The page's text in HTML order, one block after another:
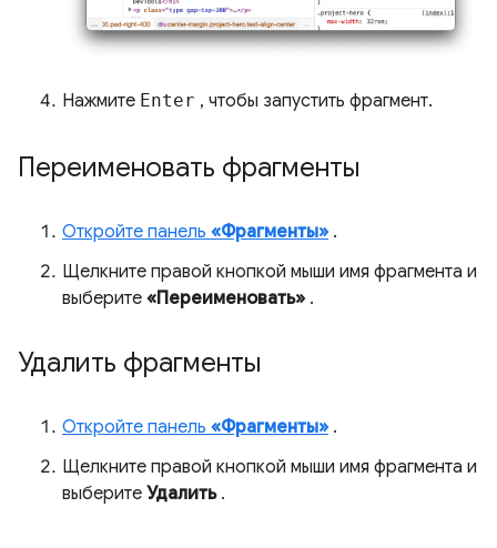
Нажмите Enter , чтобы запустить фрагмент.
Переименовать фрагменты
Откройте панель «Фрагменты» .
Щелкните правой кнопкой мыши имя фрагмента и
выберите «Переименовать» .
Удалить фрагменты
Откройте панель «Фрагменты» .
Щелкните правой кнопкой мыши имя фрагмента и
выберите Удалить.